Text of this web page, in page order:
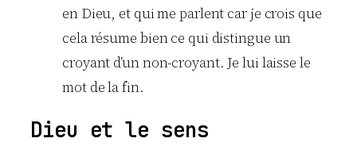
en Dieu, et qui me parlent car je crois que
cela résume bien ce qui distingue un
croyant d’un non-croyant. Je lui laisse le
mot de la fin.
Dieu et le sens